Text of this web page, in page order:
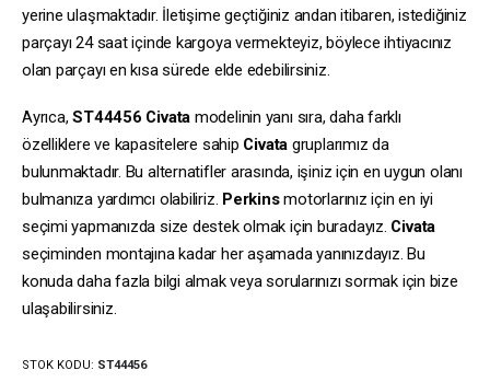
yerine ulaşmaktadır. İletişime geçtiğiniz andan itibaren, istediğiniz
parçayı 24 saat içinde kargoya vermekteyiz, böylece ihtiyacınız
olan parçayı en kısa sürede elde edebilirsiniz.
Ayrıca,ST44456 Civata modelinin yanı sıra, daha farklı
özelliklere ve kapasitelere sahip Civata gruplarımız da
bulunmaktadır. Bu alternatifler arasında, işiniz için en uygun olanı
bulmanıza yardımcı olabiliriz. Perkinsmotorlarınız için en iyi
seçimi yapmanızda size destek olmak için buradayız. Civata
seçiminden montajına kadar her aşamada yanınızdayız. Bu
konuda daha fazla bilgi almak veya sorularınızı sormak için bize
ulaşabilirsiniz.
STOK KODU: ST44456